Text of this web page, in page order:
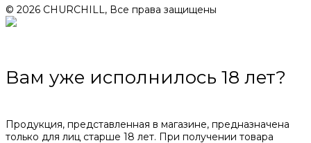
© 2026 CHURCHILL, Все права защищены
Вам уже исполнилось 18 лет?
Продукция, представленная в магазине, предназначена
только для лиц старше 18 лет. При получении товара